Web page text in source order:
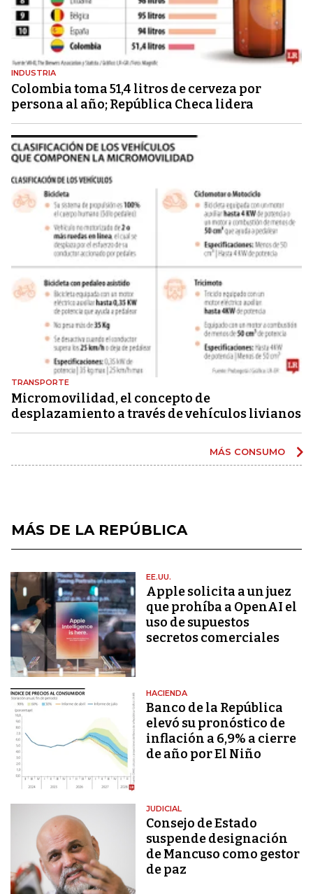
INDUSTRIA
Colombia toma 51,4 litros de cerveza por
persona al año; República Checa lidera
TRANSPORTE
Micromovilidad, el concepto de
desplazamiento a través de vehículos livianos
MÁS CONSUMO
MÁS DE LA REPÚBLICA
EE.UU.
Apple solicita a un juez
que prohíba a OpenAI el
uso de supuestos
secretos comerciales
HACIENDA
Banco de la República
elevó su pronóstico de
inflación a 6,9% a cierre
de año por El Niño
JUDICIAL
Consejo de Estado
suspende designación
de Mancuso como gestor
de paz